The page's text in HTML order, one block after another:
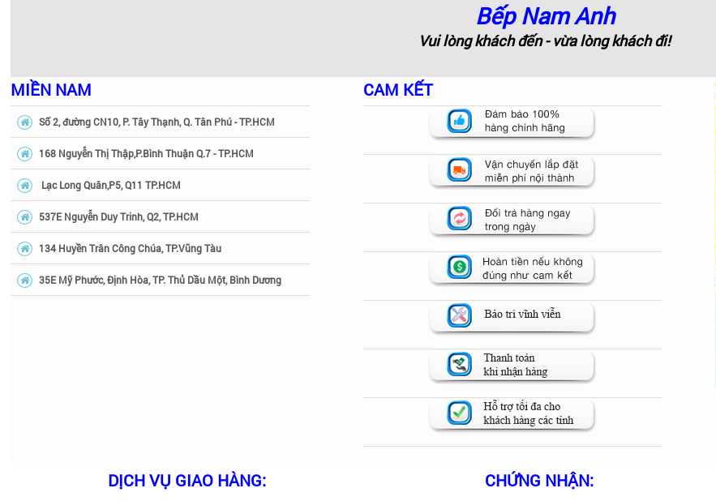
Bếp Nam Anh
Vui lòng khách đến - vừa lòng khách đi!
MIỀN NAM
Số 2, đường CN10, P. Tây Thạnh, Q. Tân Phú - TP.HCM
168 Nguyễn Thị Thập,P.Bình Thuận Q.7 - TP.HCM
Lạc Long Quân,P5, Q11 TP.HCM
537E Nguyễn Duy Trinh, Q2, TP.HCM
134 Huyền Trân Công Chúa, TP.Vũng Tàu
35E Mỹ Phước, Định Hòa, TP. Thủ Dầu Một, Bình Dương
CAM KẾT
DỊCH VỤ GIAO HÀNG: CHỨNG NHẬN: